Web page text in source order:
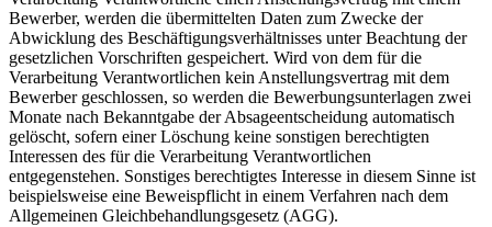
Bewerber, werden die übermittelten Daten zum Zwecke der
Abwicklung des Beschäftigungsverhältnisses unter Beachtung der
gesetzlichen Vorschriften gespeichert. Wird von dem für die
Verarbeitung Verantwortlichen kein Anstellungsvertrag mit dem
Bewerber geschlossen, so werden die Bewerbungsunterlagen zwei
Monate nach Bekanntgabe der Absageentscheidung automatisch
gelöscht, sofern einer Löschung keine sonstigen berechtigten
Interessen des für die Verarbeitung Verantwortlichen
entgegenstehen. Sonstiges berechtigtes Interesse in diesem Sinne ist
beispielsweise eine Beweispflicht in einem Verfahren nach dem
Allgemeinen Gleichbehandlungsgesetz (AGG).